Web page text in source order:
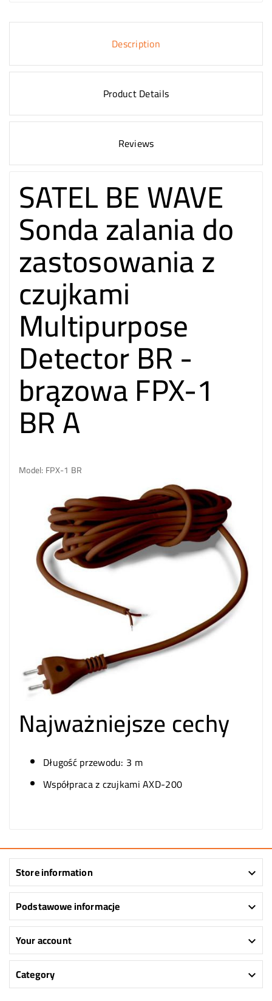
Description
Product Details
Reviews
SATEL BE WAVE
Sonda zalania do
zastosowania z
czujkami
Multipurpose
Detector BR -
brązowa FPX-1
BR A
Model: FPX-1 BR
Najważniejsze cechy
Długość przewodu: 3 m
Współpraca z czujkami AXD-200
Store information 
Podstawowe informacje 
Your account 
Category 